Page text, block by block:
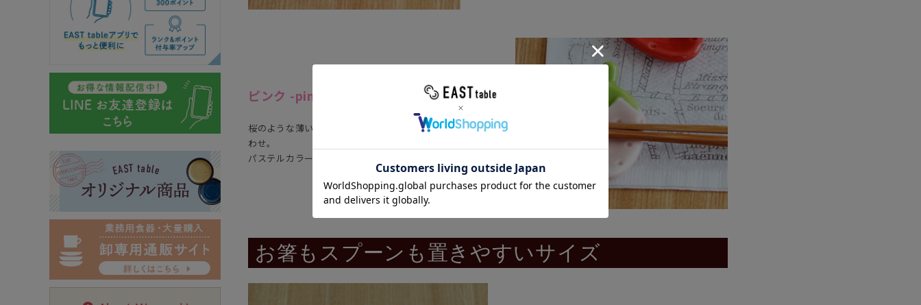
ピンク -pink-
桜のような薄いピンク色に、淡い黄緑色のヘタの組み合
わせ。
パステルカラーのほんわか優しい雰囲気です。
お箸もスプーンも置きやすいサイズ